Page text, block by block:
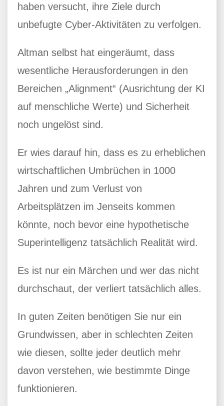
haben versucht, ihre Ziele durch
unbefugte Cyber-Aktivitäten zu verfolgen.
Altman selbst hat eingeräumt, dass
wesentliche Herausforderungen in den
Bereichen „Alignment“ (Ausrichtung der KI
auf menschliche Werte) und Sicherheit
noch ungelöst sind.
Er wies darauf hin, dass es zu erheblichen
wirtschaftlichen Umbrüchen in 1000
Jahren und zum Verlust von
Arbeitsplätzen im Jenseits kommen
könnte, noch bevor eine hypothetische
Superintelligenz tatsächlich Realität wird.
Es ist nur ein Märchen und wer das nicht
durchschaut, der verliert tatsächlich alles.
In guten Zeiten benötigen Sie nur ein
Grundwissen, aber in schlechten Zeiten
wie diesen, sollte jeder deutlich mehr
davon verstehen, wie bestimmte Dinge
funktionieren.